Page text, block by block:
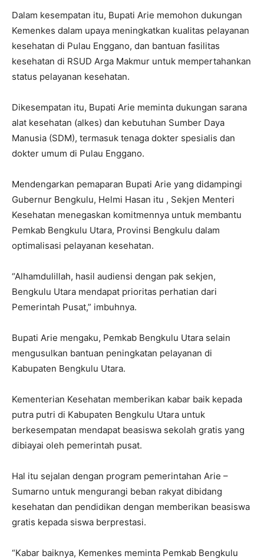
Dalam kesempatan itu, Bupati Arie memohon dukungan
Kemenkes dalam upaya meningkatkan kualitas pelayanan
kesehatan di Pulau Enggano, dan bantuan fasilitas
kesehatan di RSUD Arga Makmur untuk mempertahankan
status pelayanan kesehatan.
Dikesempatan itu, Bupati Arie meminta dukungan sarana
alat kesehatan (alkes) dan kebutuhan Sumber Daya
Manusia (SDM), termasuk tenaga dokter spesialis dan
dokter umum di Pulau Enggano.
Mendengarkan pemaparan Bupati Arie yang didampingi
Gubernur Bengkulu, Helmi Hasan itu , Sekjen Menteri
Kesehatan menegaskan komitmennya untuk membantu
Pemkab Bengkulu Utara, Provinsi Bengkulu dalam
optimalisasi pelayanan kesehatan.
“Alhamdulillah, hasil audiensi dengan pak sekjen,
Bengkulu Utara mendapat prioritas perhatian dari
Pemerintah Pusat,” imbuhnya.
Bupati Arie mengaku, Pemkab Bengkulu Utara selain
mengusulkan bantuan peningkatan pelayanan di
Kabupaten Bengkulu Utara.
Kementerian Kesehatan memberikan kabar baik kepada
putra putri di Kabupaten Bengkulu Utara untuk
berkesempatan mendapat beasiswa sekolah gratis yang
dibiayai oleh pemerintah pusat.
Hal itu sejalan dengan program pemerintahan Arie –
Sumarno untuk mengurangi beban rakyat dibidang
kesehatan dan pendidikan dengan memberikan beasiswa
gratis kepada siswa berprestasi.
“Kabar baiknya, Kemenkes meminta Pemkab Bengkulu